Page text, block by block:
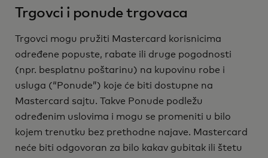
Trgovci i ponude trgovaca
Trgovci mogu pružiti Mastercard korisnicima
određene popuste, rabate ili druge pogodnosti
(npr. besplatnu poštarinu) na kupovinu robe i
usluga (“Ponude”) koje će biti dostupne na
Mastercard sajtu. Takve Ponude podležu
određenim uslovima i mogu se promeniti u bilo
kojem trenutku bez prethodne najave. Mastercard
neće biti odgovoran za bilo kakav gubitak ili štetu